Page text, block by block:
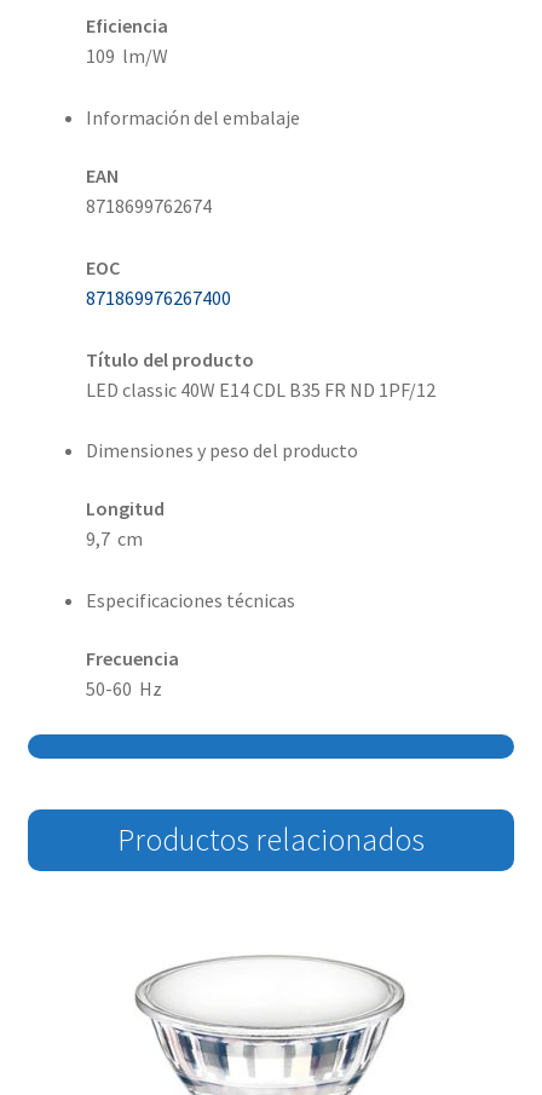
Eficiencia
109 lm/W
Información del embalaje
EAN
8718699762674
EOC
871869976267400
Título del producto
LED classic 40W E14 CDL B35 FR ND 1PF/12
Dimensiones y peso del producto
Longitud
9,7 cm
Especificaciones técnicas
Frecuencia
50-60 Hz
Productos relacionados